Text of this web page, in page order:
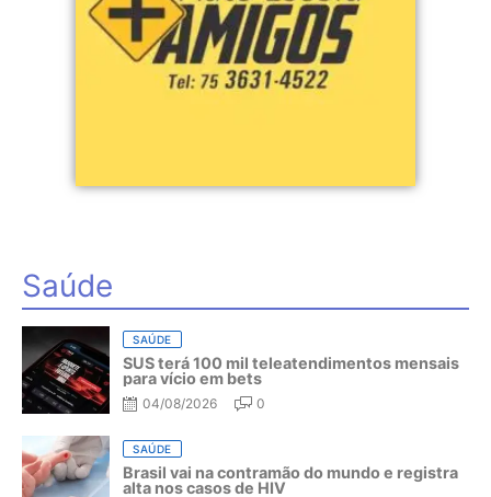
Saúde
SAÚDE
SUS terá 100 mil teleatendimentos mensais
para vício em bets
04/08/2026 0
SAÚDE
Brasil vai na contramão do mundo e registra
alta nos casos de HIV